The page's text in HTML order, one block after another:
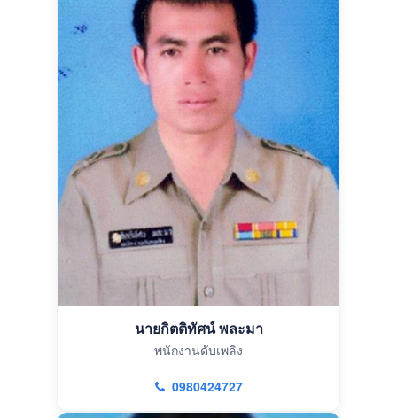
นายกิตติทัศน์ พละมา
พนักงานดับเพลิง
0980424727